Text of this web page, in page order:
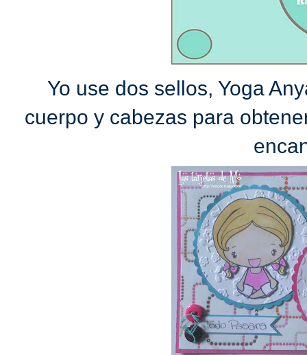
Yo use dos sellos, Yoga
cuerpo y cabezas para